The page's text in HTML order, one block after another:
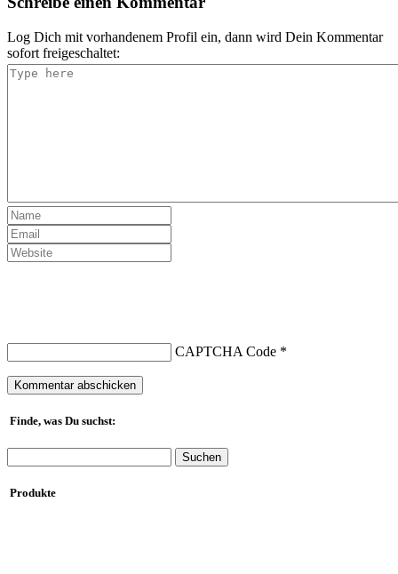
Log Dich mit vorhandenem Profil ein, dann wird Dein Kommentar
sofort freigeschaltet:
CAPTCHA Code *
Finde, was Du suchst:
nach:
Produkte